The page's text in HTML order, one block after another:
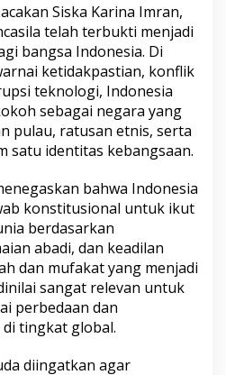
Siska Karina Imran,
telah terbukti menjadi
bangsa Indonesia. Di
ketidakpastian, konflik
teknologi, Indonesia
sebagai negara yang
pulau, ratusan etnis, serta
satu identitas kebangsaan.
bahwa Indonesia
konstitusional untuk ikut
berdasarkan
abadi, dan keadilan
dan mufakat yang menjadi
sangat relevan untuk
perbedaan dan
tingkat global.
diingatkan agar